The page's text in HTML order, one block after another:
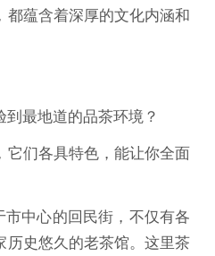
都蕴含着深厚的文化内涵和
最地道的品茶环境？
它们各具特色，能让你全面
中心的回民街，不仅有各
历史悠久的老茶馆。这里茶